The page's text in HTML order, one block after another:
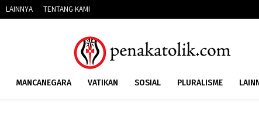
LAINNYA TENTANG KAMI
MANCANEGARA VATIKAN SOSIAL PLURALISME